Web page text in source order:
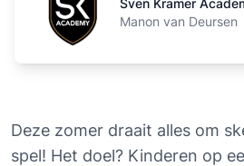
Deze zomer draait alles om
spel! Het doel? Kinderen op
Sven Kramer
Manon van Deursen